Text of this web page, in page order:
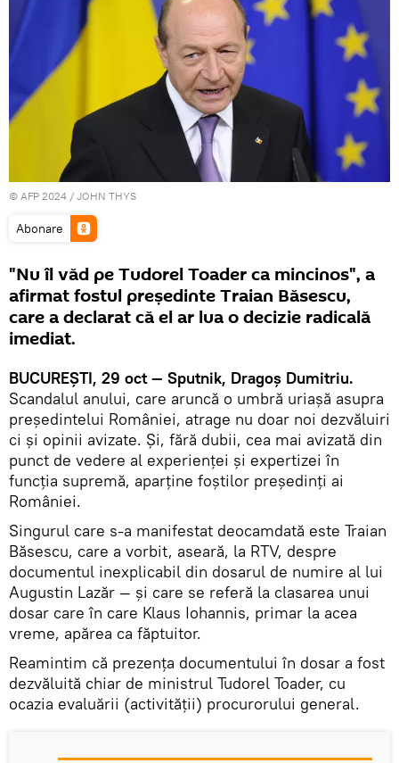
© AFP 2024 / JOHN THYS
Abonare
"Nu îl văd pe Tudorel Toader ca mincinos", a
afirmat fostul președinte Traian Băsescu,
care a declarat că el ar lua o decizie radicală
imediat.
BUCUREȘTI, 29 oct — Sputnik, Dragoș Dumitriu.
Scandalul anului, care aruncă o umbră uriașă asupra
președintelui României, atrage nu doar noi dezvăluiri
ci și opinii avizate. Și, fără dubii, cea mai avizată din
punct de vedere al experienței și expertizei în
funcția supremă, aparține foștilor președinți ai
României.
Singurul care s-a manifestat deocamdată este Traian
Băsescu, care a vorbit, aseară, la RTV, despre
documentul inexplicabil din dosarul de numire al lui
Augustin Lazăr — și care se referă la clasarea unui
dosar care în care Klaus Iohannis, primar la acea
vreme, apărea ca făptuitor.
Reamintim că prezența documentului în dosar a fost
dezvăluită chiar de ministrul Tudorel Toader, cu
ocazia evaluării (activității) procurorului general.